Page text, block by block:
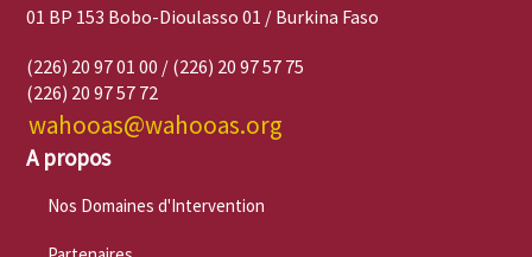
01 BP 153 Bobo-Dioulasso 01 / Burkina Faso
(226) 20 97 01 00 / (226) 20 97 57 75
(226) 20 97 57 72
wahooas@wahooas.org
A propos
Nos Domaines d'Intervention